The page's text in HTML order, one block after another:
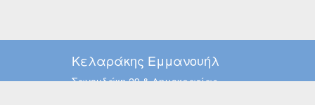
Κελαράκης Εμμανουήλ
Σανουδάκη 29 & Δημοκρατίας